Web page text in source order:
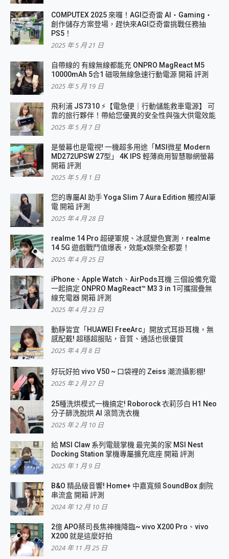
COMPUTEX 2025 來囉！AGI亞奇雷 AI・Gaming・
創作儲存方案登場，趕快來AGI亞奇雷挑戰任務抽
PS5！
2025 年 5 月 21 日
自帶線的 有線無線都能充 ONPRO MagReact M5
10000mAh 5合1 磁吸無線急速行動電源 開箱 評測
2025 年 5 月 19 日
飛利浦 JS7310 ⚡【電急便｜行動儲能救車電源】 可
靠的旅行夥伴！帶給您優異的安全性與強大供電效能
2025 年 5 月 7 日
是螢幕也是電視! 一機超多用途「MSI微星 Modern
MD272UPSW 27型」 4K IPS 輕薄商用智慧聯網螢幕
開箱 評測
2025 年 5 月 1 日
您的專屬AI 助手 Yoga Slim 7 Aura Edition 觸控AI筆
電 開箱 評測
2025 年 4 月 28 日
realme 14 Pro 超硬軍規、冰感變色實測，realme
14 5G 遊戲戰鬥值爆表，效能x娛樂全都要！
2025 年 4 月 25 日
iPhone、Apple Watch、AirPods耳機 三個設備充電
一起搞定 ONPRO MagReact™ M3 3 in 1可攜摺疊無
線充電器 開箱 評測
2025 年 4 月 23 日
動靜皆宜「HUAWEI FreeArc」開放式耳掛耳機，無
感配戴! 超穩超服貼，音質、通話也很優質
2025 年 4 月 8 日
好玩好拍 vivo V50 ~ 口袋裡的 Zeiss 潮流攝影棚!
2025 年 2 月 27 日
25種洗烘模式一機搞定! Roborock 衣莉莎白 H1 Neo
分子篩洗脫烘 AI 滾筒洗衣機
2025 年 2 月 10 日
給 MSI Claw 系列電競掌機 最完美的家 MSI Nest
Docking Station 掌機專屬擴充底座 開箱 評測
2025 年 1 月 9 日
B&O 精品級音響! Home+ 中嘉寬頻 SoundBox 劇院
串流盒 開箱 評測
2024 年 12 月 10 日
2億 APO蔡司長焦神機降臨~ vivo X200 Pro、vivo
X200 就是這麼好拍
2024 年 11 月 25 日